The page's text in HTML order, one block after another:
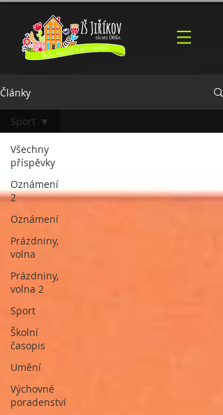
Články
Všechny
příspěvky
Oznámení
2
Oznámení
Prázdniny,
volna
Prázdniny,
volna 2
Sport
Školní
časopis
Umění
Výchovné
poradenství
Sport